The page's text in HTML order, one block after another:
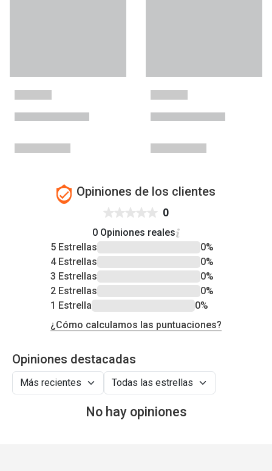
Opiniones de los clientes
0
0 Opiniones reales
5 Estrellas
0%
4 Estrellas
0%
3 Estrellas
0%
2 Estrellas
0%
1 Estrella
0%
¿Cómo calculamos las puntuaciones?
Opiniones destacadas
No hay opiniones